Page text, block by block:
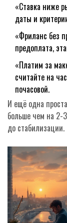
«Ставка ниже
даты и
«Фриланс без
предоплата,
«Платим за
считайте на
почасовой.
И ещё одна
больше чем на 2-
до стабилизации.